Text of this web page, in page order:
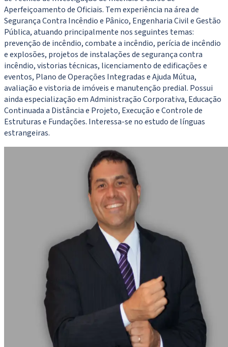
Aperfeiçoamento de Oficiais. Tem experiência na área de
Segurança Contra Incêndio e Pânico, Engenharia Civil e Gestão
Pública, atuando principalmente nos seguintes temas:
prevenção de incêndio, combate a incêndio, perícia de incêndio
e explosões, projetos de instalações de segurança contra
incêndio, vistorias técnicas, licenciamento de edificações e
eventos, Plano de Operações Integradas e Ajuda Mútua,
avaliação e vistoria de imóveis e manutenção predial. Possui
ainda especialização em Administração Corporativa, Educação
Continuada a Distância e Projeto, Execução e Controle de
Estruturas e Fundações. Interessa-se no estudo de línguas
estrangeiras.